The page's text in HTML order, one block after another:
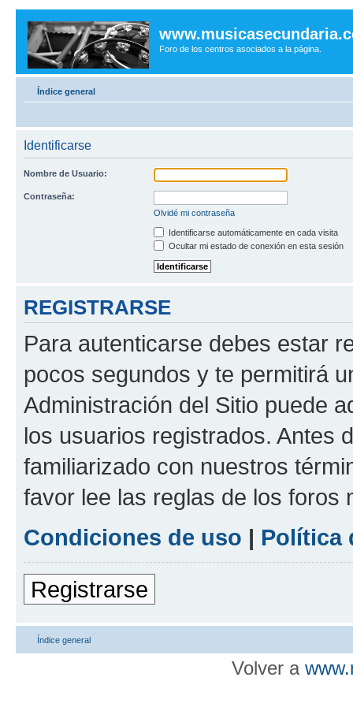
Foro de los centros asociados a la página.
Índice general
Identificarse
Nombre de Usuario:
Contraseña:
Olvidé mi contraseña
Identificarse automáticamente en cada visita
Ocultar mi estado de conexión en esta sesión
REGISTRARSE
Para autenticarse debes estar
pocos segundos y te permitirá
Administración del Sitio puede
los usuarios registrados. Antes
familiarizado con nuestros
favor lee las reglas de los foros
Condiciones de uso | Política
Registrarse
Índice general
Volver a